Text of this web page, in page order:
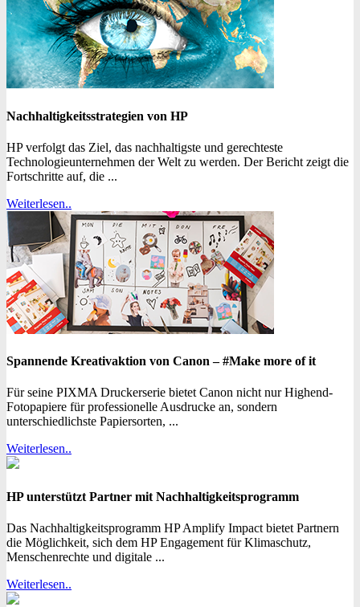
Nachhaltigkeitsstrategien von HP
HP verfolgt das Ziel, das nachhaltigste und gerechteste
Technologieunternehmen der Welt zu werden. Der Bericht zeigt die
Fortschritte auf, die ...
Weiterlesen..
Spannende Kreativaktion von Canon – #Make more of it
Für seine PIXMA Druckerserie bietet Canon nicht nur Highend-
Fotopapiere für professionelle Ausdrucke an, sondern
unterschiedlichste Papiersorten, ...
Weiterlesen..
HP unterstützt Partner mit Nachhaltigkeitsprogramm
Das Nachhaltigkeitsprogramm HP Amplify Impact bietet Partnern
die Möglichkeit, sich dem HP Engagement für Klimaschutz,
Menschenrechte und digitale ...
Weiterlesen..